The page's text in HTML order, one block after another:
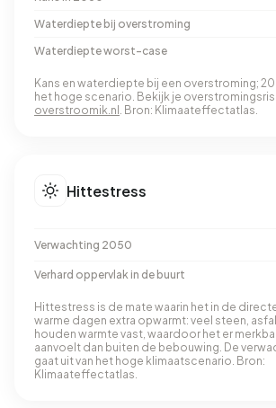
Waterdiepte bij overstroming
Waterdiepte worst-case
Kans en waterdiepte bij een overstroming;
het hoge scenario. Bekijk je
overstroomik.nl . Bron: Klimaateffectatlas.
Hittestress
Verwachting 2050
Verhard oppervlak in de buurt
Hittestress is de mate waarin het in de
warme dagen extra opwarmt: veel steen,
houden warmte vast, waardoor het er
aanvoelt dan buiten de bebouwing. De
gaat uit van het hoge klimaatscenario. Bron:
Klimaateffectatlas.